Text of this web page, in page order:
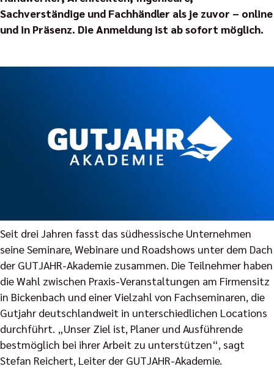
Sachverständige und Fachhändler als je zuvor – online
und in Präsenz. Die Anmeldung ist ab sofort möglich.
Seit drei Jahren fasst das südhessische Unternehmen
seine Seminare, Webinare und Roadshows unter dem Dach
der GUTJAHR-Akademie zusammen. Die Teilnehmer haben
die Wahl zwischen Praxis-Veranstaltungen am Firmensitz
in Bickenbach und einer Vielzahl von Fachseminaren, die
Gutjahr deutschlandweit in unterschiedlichen Locations
durchführt. „Unser Ziel ist, Planer und Ausführende
bestmöglich bei ihrer Arbeit zu unterstützen“, sagt
Stefan Reichert, Leiter der GUTJAHR-Akademie.